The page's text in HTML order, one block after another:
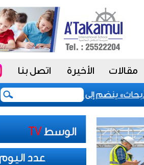
مقالات الأخيرة اتصل بنا
ينضم إلى مشروع «أداء» للسلوك
عدد